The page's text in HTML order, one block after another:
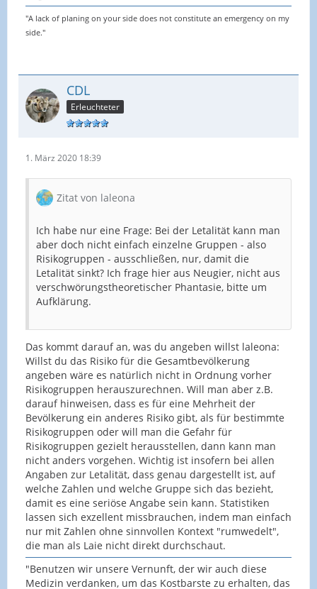
"A lack of planing on your side does not constitute an emergency on my
side."
CDL
Erleuchteter
1. März 2020 18:39
Zitat von laleona
Ich habe nur eine Frage: Bei der Letalität kann man
aber doch nicht einfach einzelne Gruppen - also
Risikogruppen - ausschließen, nur, damit die
Letalität sinkt? Ich frage hier aus Neugier, nicht aus
verschwörungstheoretischer Phantasie, bitte um
Aufklärung.
Das kommt darauf an, was du angeben willst laleona:
Willst du das Risiko für die Gesamtbevölkerung
angeben wäre es natürlich nicht in Ordnung vorher
Risikogruppen herauszurechnen. Will man aber z.B.
darauf hinweisen, dass es für eine Mehrheit der
Bevölkerung ein anderes Risiko gibt, als für bestimmte
Risikogruppen oder will man die Gefahr für
Risikogruppen gezielt herausstellen, dann kann man
nicht anders vorgehen. Wichtig ist insofern bei allen
Angaben zur Letalität, dass genau dargestellt ist, auf
welche Zahlen und welche Gruppe sich das bezieht,
damit es eine seriöse Angabe sein kann. Statistiken
lassen sich exzellent missbrauchen, indem man einfach
nur mit Zahlen ohne sinnvollen Kontext "rumwedelt",
die man als Laie nicht direkt durchschaut.
"Benutzen wir unsere Vernunft, der wir auch diese
Medizin verdanken, um das Kostbarste zu erhalten, das